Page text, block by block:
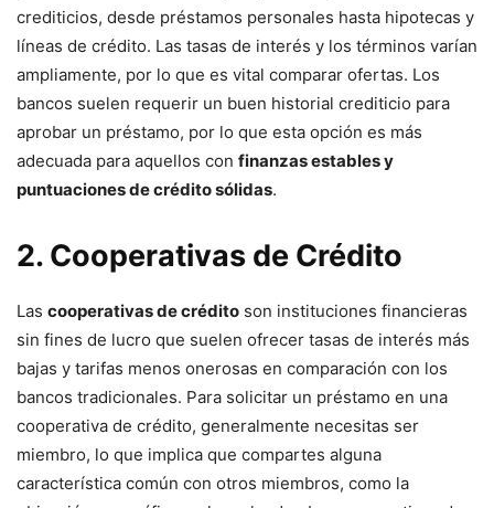
crediticios, desde préstamos personales hasta hipotecas y
líneas de crédito. Las tasas de interés y los términos varían
ampliamente, por lo que es vital comparar ofertas. Los
bancos suelen requerir un buen historial crediticio para
aprobar un préstamo, por lo que esta opción es más
adecuada para aquellos con finanzas estables y
puntuaciones de crédito sólidas.
2. Cooperativas de Crédito
Las cooperativas de crédito son instituciones financieras
sin fines de lucro que suelen ofrecer tasas de interés más
bajas y tarifas menos onerosas en comparación con los
bancos tradicionales. Para solicitar un préstamo en una
cooperativa de crédito, generalmente necesitas ser
miembro, lo que implica que compartes alguna
característica común con otros miembros, como la